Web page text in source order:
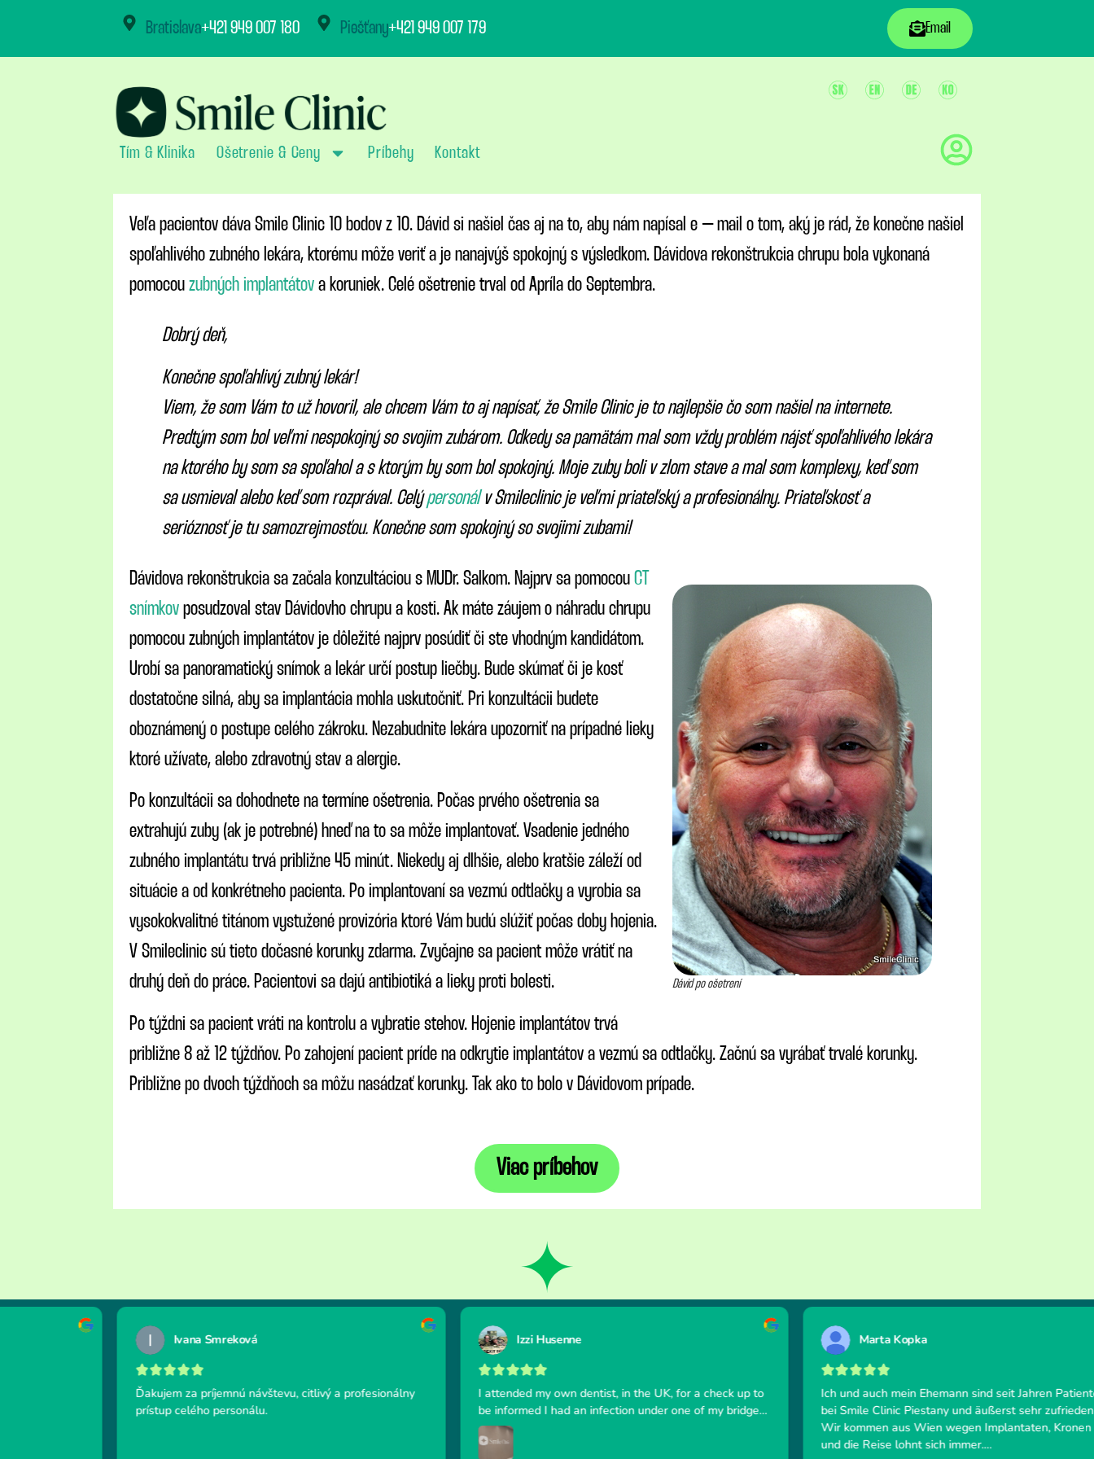
Bratislava+421 949 007 180 Piešťany+421 949 007 179 Email
Tím & Klinika Ošetrenie & Ceny Príbehy Kontakt
Veľa pacientov dáva Smile Clinic 10 bodov z 10. Dávid si našiel čas aj na to, aby nám napísal e – mail o tom, aký je rád, že konečne našiel
spoľahlivého zubného lekára, ktorému môže veriť a je nanajvýš spokojný s výsledkom. Dávidova rekonštrukcia chrupu bola vykonaná
pomocou zubných implantátov a koruniek. Celé ošetrenie trval od Apríla do Septembra.
Dobrý deň,
Konečne spoľahlivý zubný lekár!
Viem, že som Vám to už hovoril, ale chcem Vám to aj napísať, že Smile Clinic je to najlepšie čo som našiel na internete.
Predtým som bol veľmi nespokojný so svojim zubárom. Odkedy sa pamätám mal som vždy problém nájsť spoľahlivého lekára
na ktorého by som sa spoľahol a s ktorým by som bol spokojný. Moje zuby boli v zlom stave a mal som komplexy, keď som
sa usmieval alebo keď som rozprával. Celýpersonálv Smileclinic je veľmi priateľský a profesionálny. Priateľskosť a
serióznosť je tu samozrejmosťou. Konečne som spokojný so svojimi zubami!
Dávid po ošetrení
Dávidova rekonštrukcia sa začala konzultáciou s MUDr. Salkom. Najprv sa pomocou CT
snímkov posudzoval stav Dávidovho chrupu a kosti. Ak máte záujem o náhradu chrupu
pomocou zubných implantátov je dôležité najprv posúdiť či ste vhodným kandidátom.
Urobí sa panoramatický snímok a lekár určí postup liečby. Bude skúmať či je kosť
dostatočne silná, aby sa implantácia mohla uskutočniť. Pri konzultácii budete
oboznámený o postupe celého zákroku. Nezabudnite lekára upozorniť na prípadné lieky
ktoré užívate, alebo zdravotný stav a alergie.
Po konzultácii sa dohodnete na termíne ošetrenia. Počas prvého ošetrenia sa
extrahujú zuby (ak je potrebné) hneď na to sa môže implantovať. Vsadenie jedného
zubného implantátu trvá približne 45 minút. Niekedy aj dlhšie, alebo kratšie záleží od
situácie a od konkrétneho pacienta. Po implantovaní sa vezmú odtlačky a vyrobia sa
vysokokvalitné titánom vystužené provizória ktoré Vám budú slúžiť počas doby hojenia.
V Smileclinic sú tieto dočasné korunky zdarma. Zvyčajne sa pacient môže vrátiť na
druhý deň do práce. Pacientovi sa dajú antibiotiká a lieky proti bolesti.
Po týždni sa pacient vráti na kontrolu a vybratie stehov. Hojenie implantátov trvá
približne 8 až 12 týždňov. Po zahojení pacient príde na odkrytie implantátov a vezmú sa odtlačky. Začnú sa vyrábať trvalé korunky.
Približne po dvoch týždňoch sa môžu nasádzať korunky. Tak ako to bolo v Dávidovom prípade.
Viac príbehov